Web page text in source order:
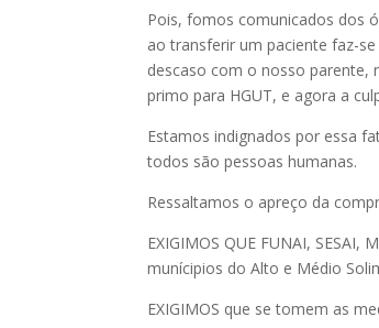
Pois, fomos comunicados dos
ao transferir um paciente faz-
descaso com o nosso parente,
primo para HGUT, e agora a
Estamos indignados por essa
todos são pessoas humanas.
Ressaltamos o apreço da
EXIGIMOS QUE FUNAI,
munícipios do Alto e Médio
EXIGIMOS que se tomem as